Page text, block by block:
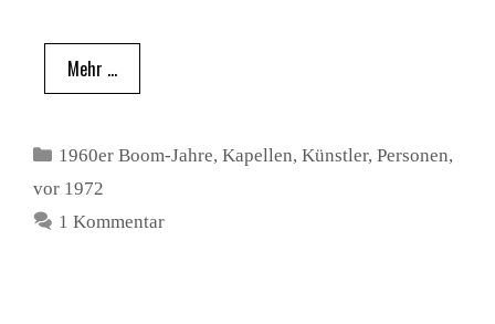
Mehr …
Kategorien
1960er Boom-Jahre,Kapellen,Künstler,Personen,
vor 1972
1 Kommentar